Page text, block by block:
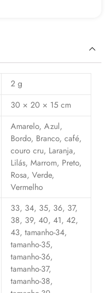
2 g
30 × 20 × 15 cm
Amarelo, Azul,
Bordo, Branco, café,
couro cru, Laranja,
Lilás, Marrom, Preto,
Rosa, Verde,
Vermelho
33, 34, 35, 36, 37,
38, 39, 40, 41, 42,
43, tamanho-34,
tamanho-35,
tamanho-36,
tamanho-37,
tamanho-38,